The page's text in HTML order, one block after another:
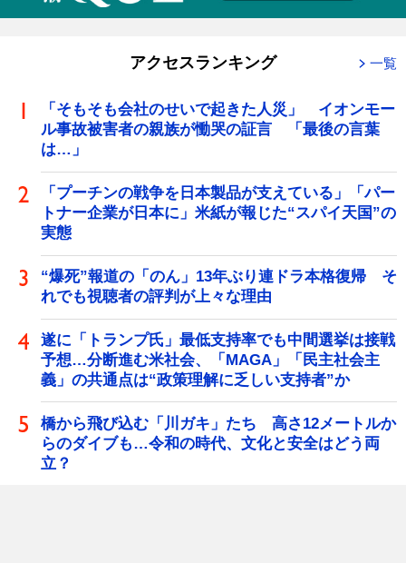
アクセスランキング 一覧
「そもそも会社のせいで起きた人災」 イオンモー
ル事故被害者の親族が慟哭の証言 「最後の言葉
は…」
「プーチンの戦争を日本製品が支えている」「パー
トナー企業が日本に」米紙が報じた“スパイ天国”の
実態
“爆死”報道の「のん」13年ぶり連ドラ本格復帰 そ
れでも視聴者の評判が上々な理由
遂に「トランプ氏」最低支持率でも中間選挙は接戦
予想…分断進む米社会、「MAGA」「民主社会主
義」の共通点は“政策理解に乏しい支持者”か
橋から飛び込む「川ガキ」たち 高さ12メートルか
らのダイブも…令和の時代、文化と安全はどう両
立？